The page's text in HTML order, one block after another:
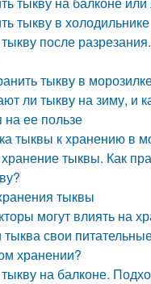
тыкву в холодильнике
после
тыкву в
ли тыкву на зиму, и
на ее пользе
тыквы к хранению в
тыквы. Как
тыквы
могут влиять на
тыква свои
хранении?
тыкву на балконе.